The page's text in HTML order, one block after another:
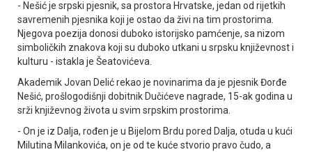
- Nešić je srpski pjesnik, sa prostora Hrvatske, jedan od rijetkih
savremenih pjesnika koji je ostao da živi na tim prostorima.
Njegova poezija donosi duboko istorijsko pamćenje, sa nizom
simboličkih znakova koji su duboko utkani u srpsku književnost i
kulturu - istakla je Šeatovićeva.
Akademik Јovan Delić rekao je novinarima da je pjesnik Đorđe
Nešić, prošlogodišnji dobitnik Dučićeve nagrade, 15-ak godina u
srži književnog života u svim srpskim prostorima.
- On je iz Dalja, rođen je u Bijelom Brdu pored Dalja, otuda u kući
Milutina Milankovića, on je od te kuće stvorio pravo čudo, a